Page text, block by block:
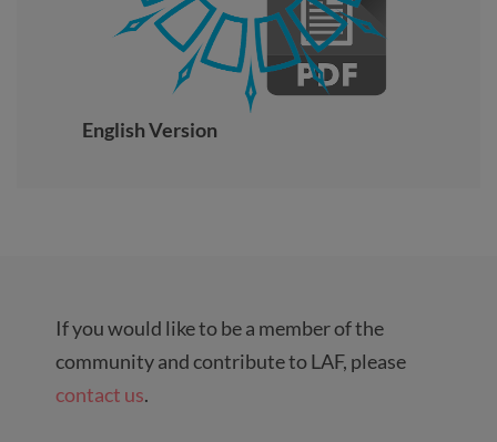
English Version
If you would like to be a member of the
community and contribute to LAF, please
contact us.